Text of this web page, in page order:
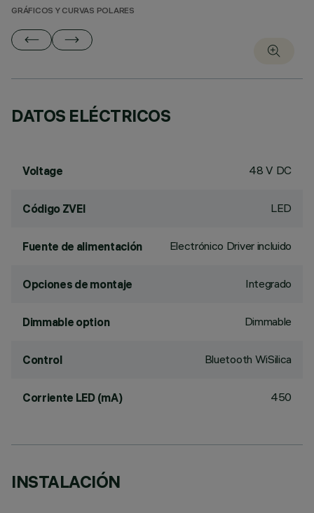
GRÁFICOS Y CURVAS POLARES
DATOS ELÉCTRICOS
Voltage 48 V DC
Código ZVEI LED
Fuente de alimentación Electrónico Driver incluido
Opciones de montaje Integrado
Dimmable option Dimmable
Control Bluetooth WiSilica
Corriente LED (mA) 450
INSTALACIÓN